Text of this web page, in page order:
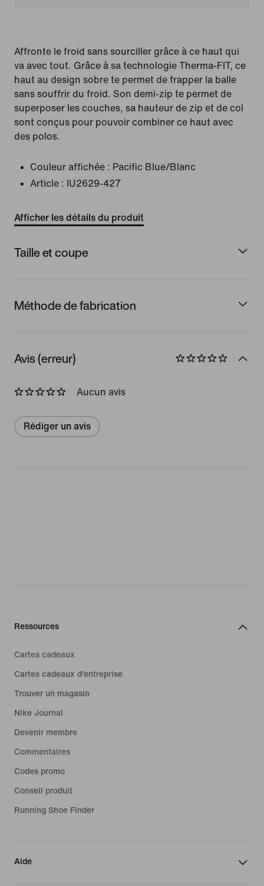
Affronte le froid sans sourciller grâce à ce haut qui
va avec tout. Grâce à sa technologie Therma-FIT, ce
haut au design sobre te permet de frapper la balle
sans souffrir du froid. Son demi-zip te permet de
superposer les couches, sa hauteur de zip et de col
sont conçus pour pouvoir combiner ce haut avec
des polos.
Couleur affichée : Pacific Blue/Blanc
Article :
IU2629-427
Afficher les détails du produit
Taille et coupe
Méthode de fabrication
Avis (erreur)
Aucun avis
Rédiger un avis
Ressources
Cartes cadeaux
Cartes cadeaux d'entreprise
Trouver un magasin
Nike Journal
Devenir membre
Commentaires
Codes promo
Conseil produit
Running Shoe Finder
Aide